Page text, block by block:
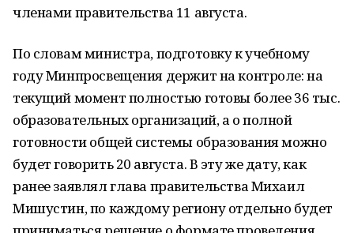
членами правительства 11 августа.
По словам министра, подготовку к учебному
году Минпросвещения держит на контроле: на
текущий момент полностью готовы более 36 тыс.
образовательных организаций, а о полной
готовности общей системы образования можно
будет говорить 20 августа. В эту же дату, как
ранее заявлял глава правительства Михаил
Мишустин, по каждому региону отдельно будет